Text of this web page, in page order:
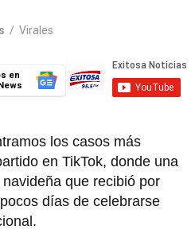
/ Virales
en
los casos más
en TikTok, donde una
que recibió por
días de celebrarse